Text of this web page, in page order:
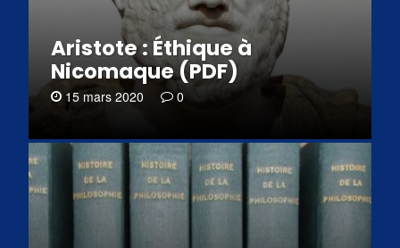
Aristote : Éthique à
Nicomaque (PDF)
15 mars 2020 0